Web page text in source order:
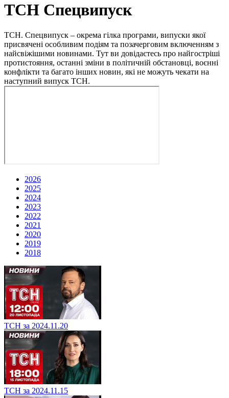
ТСН Спецвипуск
ТСН. Спецвипуск – окрема гілка програми, випуски якої
присвячені особливим подіям та позачерговим включенням з
найсвіжішими новинами. Тут ви довідаєтесь про найгостріші
протистояння, останні зміни в політичній обстановці, воєнні
конфлікти та багато інших новин, які не можуть чекати на
наступний випуск ТСН.
2026
2025
2024
2023
2022
2021
2020
2019
2018
ТСН за 2024.11.20
ТСН за 2024.11.15